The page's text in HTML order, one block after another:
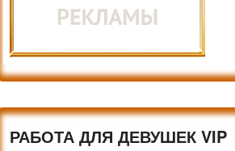
РАБОТА ДЛЯ ДЕВУШЕК VIP